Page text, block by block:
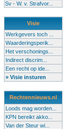
Sv - W. v. Strafvor...
Visie
Werkgevers toch ...
Waarderingsperik...
Het verschonings...
Indirect discrim...
Een recht op ide...
» Visie insturen
Rechtennieuws.nl
Loods mag worden...
KPN bereikt akko...
Van der Steur wi...